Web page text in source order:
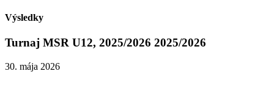
Výsledky
Turnaj MSR U12, 2025/2026 2025/2026
30. mája 2026